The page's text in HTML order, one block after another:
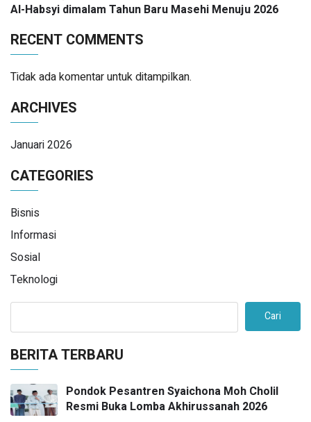
Al-Habsyi dimalam Tahun Baru Masehi Menuju 2026
RECENT COMMENTS
Tidak ada komentar untuk ditampilkan.
ARCHIVES
Januari 2026
CATEGORIES
Bisnis
Informasi
Sosial
Teknologi
Cari
BERITA TERBARU
Pondok Pesantren Syaichona Moh Cholil
Resmi Buka Lomba Akhirussanah 2026